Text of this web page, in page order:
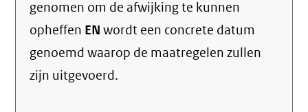
genomen om de afwijking te kunnen
opheffen EN wordt een concrete datum
genoemd waarop de maatregelen zullen
zijn uitgevoerd.